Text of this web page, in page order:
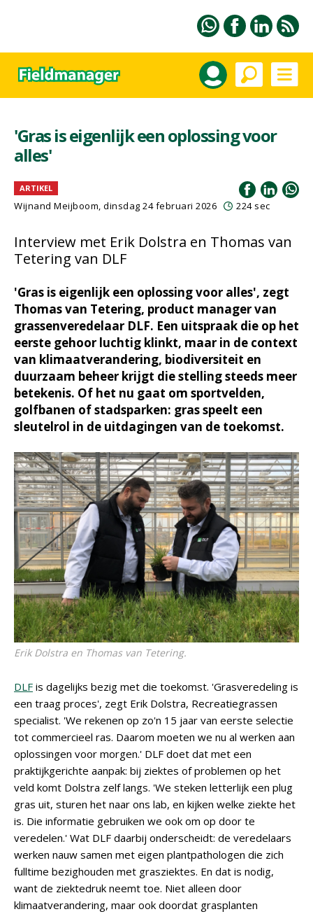
'Gras is eigenlijk een oplossing voor
alles'
ARTIKEL
Wijnand Meijboom, dinsdag 24 februari 2026 224 sec
Interview met Erik Dolstra en Thomas van
Tetering van DLF
'Gras is eigenlijk een oplossing voor alles', zegt
Thomas van Tetering, product manager van
grassenveredelaar DLF. Een uitspraak die op het
eerste gehoor luchtig klinkt, maar in de context
van klimaatverandering, biodiversiteit en
duurzaam beheer krijgt die stelling steeds meer
betekenis. Of het nu gaat om sportvelden,
golfbanen of stadsparken: gras speelt een
sleutelrol in de uitdagingen van de toekomst.
Erik Dolstra en Thomas van Tetering.
DLF is dagelijks bezig met die toekomst. 'Grasveredeling is
een traag proces', zegt Erik Dolstra, Recreatiegrassen
specialist. 'We rekenen op zo'n 15 jaar van eerste selectie
tot commercieel ras. Daarom moeten we nu al werken aan
oplossingen voor morgen.' DLF doet dat met een
praktijkgerichte aanpak: bij ziektes of problemen op het
veld komt Dolstra zelf langs. 'We steken letterlijk een plug
gras uit, sturen het naar ons lab, en kijken welke ziekte het
is. Die informatie gebruiken we ook om op door te
veredelen.' Wat DLF daarbij onderscheidt: de veredelaars
werken nauw samen met eigen plantpathologen die zich
fulltime bezighouden met grasziektes. En dat is nodig,
want de ziektedruk neemt toe. Niet alleen door
klimaatverandering, maar ook doordat grasplanten